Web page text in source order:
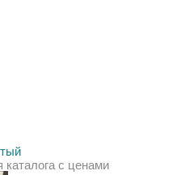
с ценами